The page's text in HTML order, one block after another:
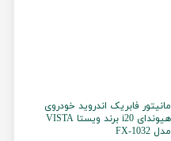
مانیتور فابریک اندروید خودروی
هیوندای i20 برند ویستا VISTA
مدل FX-1032